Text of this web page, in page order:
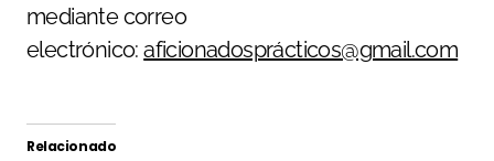
mediante correo
electrónico:aficionadosprácticos@gmail.com
Relacionado